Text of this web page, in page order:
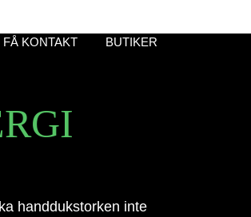
FÅ KONTAKT BUTIKER
handdukstorken inte